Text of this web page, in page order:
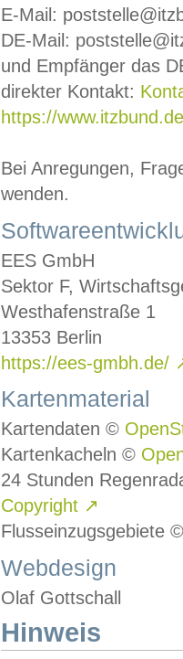
E-Mail:
DE-Mail:
und Empfänger das
direkter Kontakt:
https://
Bei Anregungen,
wenden.
EES GmbH
Sektor F,
Westhafenstraße 1
13353 Berlin
https://ees-gmbh.de/
Kartenmaterial
Kartendaten ©
Kartenkacheln ©
24 Stunden
Copyright ↗
Flusseinzugsgebiete
Webdesign
Olaf Gottschall
Hinweis